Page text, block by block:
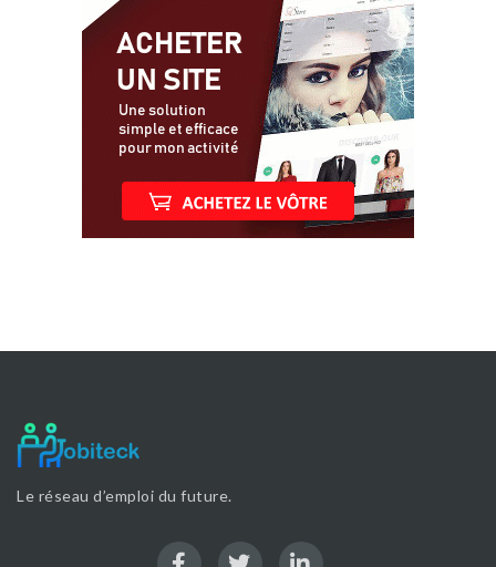
Le réseau d’emploi du future.